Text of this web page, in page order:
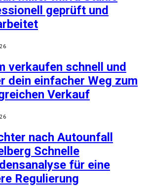
geprüft und
verkaufen schnell und
dein einfacher Weg zum
Verkauf
nach Autounfall
Schnelle
für eine
Regulierung